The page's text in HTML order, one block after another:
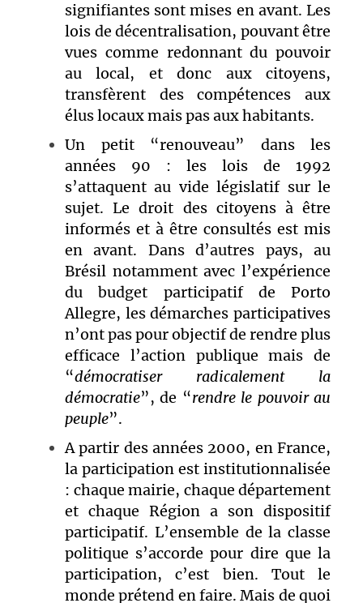
signifiantes sont mises en avant. Les
lois de décentralisation, pouvant être
vues comme redonnant du pouvoir
au local, et donc aux citoyens,
transfèrent des compétences aux
élus locaux mais pas aux habitants.
Un petit “renouveau” dans les
années 90 : les lois de 1992
s’attaquent au vide législatif sur le
sujet. Le droit des citoyens à être
informés et à être consultés est mis
en avant. Dans d’autres pays, au
Brésil notamment avec l’expérience
du budget participatif de Porto
Allegre, les démarches participatives
n’ont pas pour objectif de rendre plus
efficace l’action publique mais de
“démocratiser radicalement la
démocratie”, de “rendre le pouvoir au
peuple”.
A partir des années 2000, en France,
la participation est institutionnalisée
: chaque mairie, chaque département
et chaque Région a son dispositif
participatif. L’ensemble de la classe
politique s’accorde pour dire que la
participation, c’est bien. Tout le
monde prétend en faire. Mais de quoi